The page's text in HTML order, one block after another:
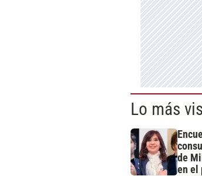
Lo más
de
en el